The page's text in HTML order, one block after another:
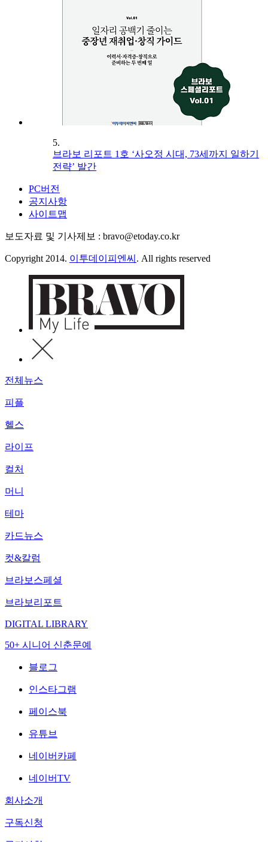
5.
브라보 리포트 1호 ‘사오정 시대, 73세까지 일하기
전략’ 발간
PC버전
공지사항
사이트맵
보도자료 및 기사제보 : bravo@etoday.co.kr
Copyright 2014. 이투데이피엔씨 . All rights reserved
전체뉴스
피플
헬스
라이프
컬처
머니
테마
카드뉴스
컷&칼럼
브라보스페셜
브라보리포트
DIGITAL LIBRARY
50+ 시니어 신춘문예
블로그
인스타그램
페이스북
유튜브
네이버카페
네이버TV
회사소개
구독신청